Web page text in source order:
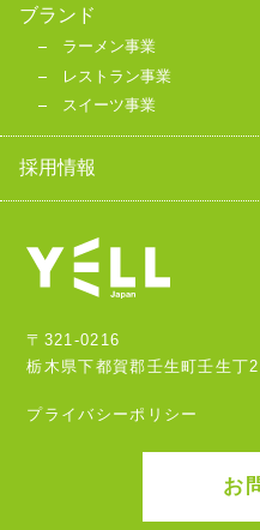
〒321-0216
栃木県下都賀郡壬生町壬生丁
プライバシーポリシー
お
ブランド
ラーメン事業
レストラン事業
スイーツ事業
採用情報